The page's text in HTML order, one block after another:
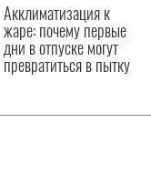
Акклиматизация к
жаре: почему первые
дни в отпуске могут
превратиться в пытку